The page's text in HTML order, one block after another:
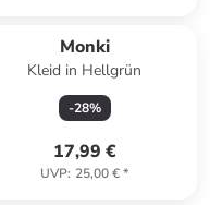
Monki
Kleid in Hellgrün
-28%
17,99 €
UVP: 25,00 €*